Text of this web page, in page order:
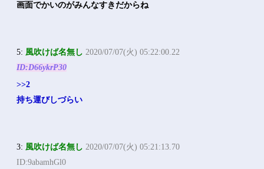
画面でかいのがみんなすきだからね
5: 風吹けば名無し 2020/07/07(火) 05:22:00.22
ID:D66ykrP30
>>2
持ち運びしづらい
3: 風吹けば名無し 2020/07/07(火) 05:21:13.70
ID:9abamhGl0